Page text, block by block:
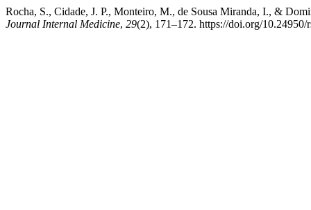
Rocha, S., Cidade, J. P., Monteiro, M., de Sousa Miranda, I., &
Journal Internal Medicine, 29(2), 171–172. https://doi.org/10.24950/